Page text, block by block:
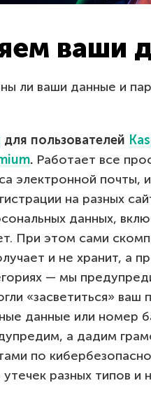
ваши
ли ваши данные и
для пользователей
. Работает все
электронной почты,
на разных
данных,
При этом сами
и не хранит, а
— мы
«засветиться» ваш
данные или номер
а дадим
по
разных типов